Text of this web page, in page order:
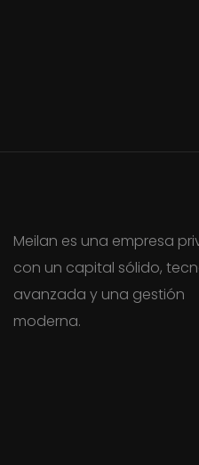
Meilan es una empresa
con un capital sólido,
avanzada y una gestión
moderna.